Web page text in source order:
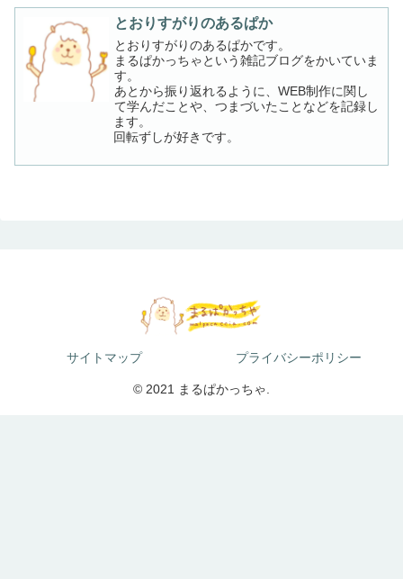
とおりすがりのあるぱか
とおりすがりのあるぱかです。
まるぱかっちゃという雑記ブログをかいていま
す。
あとから振り返れるように、WEB制作に関し
て学んだことや、つまづいたことなどを記録し
ます。
回転ずしが好きです。
サイトマップ プライバシーポリシー
© 2021 まるぱかっちゃ.